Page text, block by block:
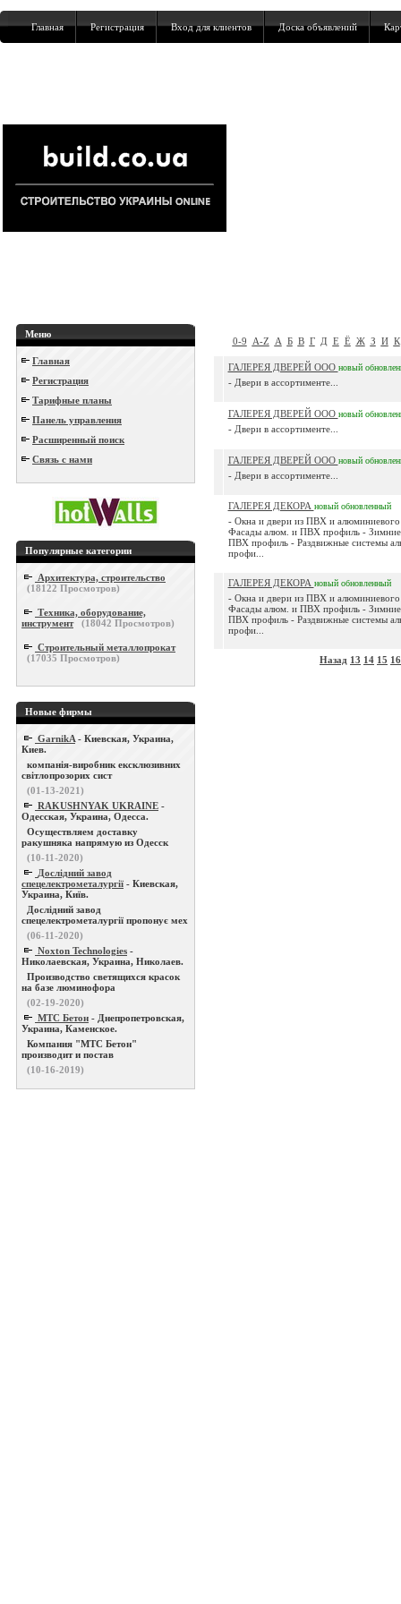
Главная Регистрация Вход для клиентов Доска объявлений
Меню
Главная
Регистрация
Тарифные планы
Панель управления
Расширенный поиск
Связь с нами
Популярные категории
Архитектура, строительство
(18122 Просмотров)
Техника, оборудование,
инструмент
(18042 Просмотров)
Строительный металлопрокат
(17035 Просмотров)
Новые фирмы
GarnikA - Киевская, Украина,
Киев.
компанія-виробник ексклюзивних
світлопрозорих сист
(01-13-2021)
RAKUSHNYAK UKRAINE -
Одесская, Украина, Одесса.
Осуществляем доставку
ракушняка напрямую из Одесск
(10-11-2020)
Дослідний завод
спецелектрометалургії - Киевская,
Украина, Київ.
Дослідний завод
спецелектрометалургії пропонує мех
(06-11-2020)
Noxton Technologies -
Николаевская, Украина, Николаев.
Производство светящихся красок
на базе люминофора
(02-19-2020)
МТС Бетон - Днепропетровская,
Украина, Каменское.
Компания "МТС Бетон"
производит и постав
(10-16-2019)
0-9 A-Z А Б В Г Д Е Ё Ж З И К
ГАЛЕРЕЯ ДВЕРЕЙ ООО новый
- Двери в ассортименте...
ГАЛЕРЕЯ ДВЕРЕЙ ООО новый
- Двери в ассортименте...
ГАЛЕРЕЯ ДВЕРЕЙ ООО новый
- Двери в ассортименте...
ГАЛЕРЕЯ ДЕКОРА новый обновленный
- Окна и двери из ПВХ и
Фасады алюм. и ПВХ профиль -
ПВХ профиль - Раздвижные системы
профи...
ГАЛЕРЕЯ ДЕКОРА новый обновленный
- Окна и двери из ПВХ и
Фасады алюм. и ПВХ профиль -
ПВХ профиль - Раздвижные системы
профи...
Назад 13 14 15 16